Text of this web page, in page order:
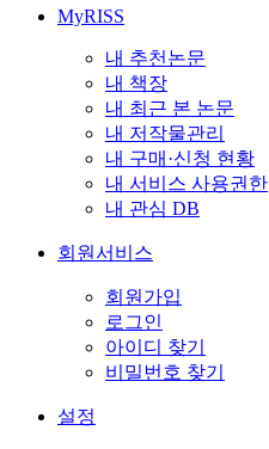
MyRISS
내 추천논문
내 책장
내 최근 본 논문
내 저작물관리
내 구매·신청 현황
내 서비스 사용권한
내 관심 DB
회원서비스
회원가입
로그인
아이디 찾기
비밀번호 찾기
설정